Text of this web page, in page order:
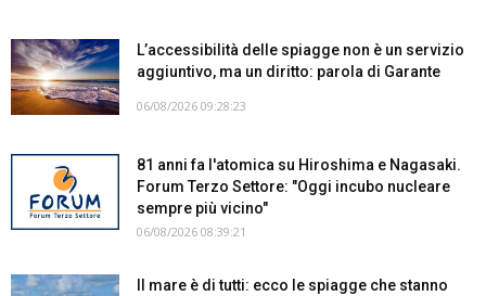
L’accessibilità delle spiagge non è un servizio
aggiuntivo, ma un diritto: parola di Garante
06/08/2026 09:28:23
81 anni fa l'atomica su Hiroshima e Nagasaki.
Forum Terzo Settore: "Oggi incubo nucleare
sempre più vicino"
06/08/2026 08:39:21
Il mare è di tutti: ecco le spiagge che stanno